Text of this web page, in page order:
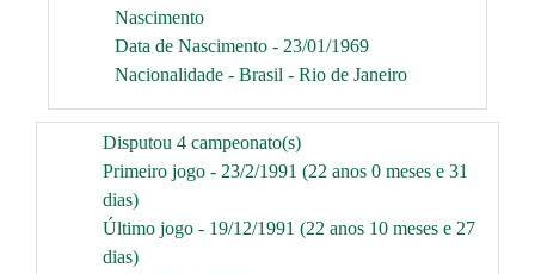
Nascimento
Data de Nascimento - 23/01/1969
Nacionalidade - Brasil - Rio de Janeiro
Disputou 4 campeonato(s)
Primeiro jogo - 23/2/1991 (22 anos 0 meses e 31
dias)
Último jogo - 19/12/1991 (22 anos 10 meses e 27
dias)